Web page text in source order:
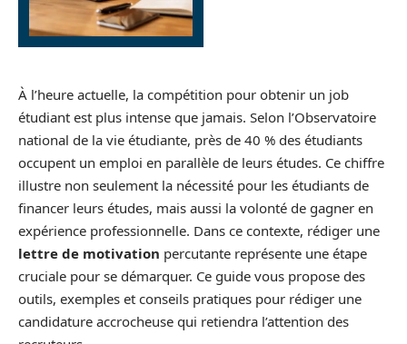
À l’heure actuelle, la compétition pour obtenir un job
étudiant est plus intense que jamais. Selon l’Observatoire
national de la vie étudiante, près de 40 % des étudiants
occupent un emploi en parallèle de leurs études. Ce chiffre
illustre non seulement la nécessité pour les étudiants de
financer leurs études, mais aussi la volonté de gagner en
expérience professionnelle. Dans ce contexte, rédiger une
lettre de motivation percutante représente une étape
cruciale pour se démarquer. Ce guide vous propose des
outils, exemples et conseils pratiques pour rédiger une
candidature accrocheuse qui retiendra l’attention des